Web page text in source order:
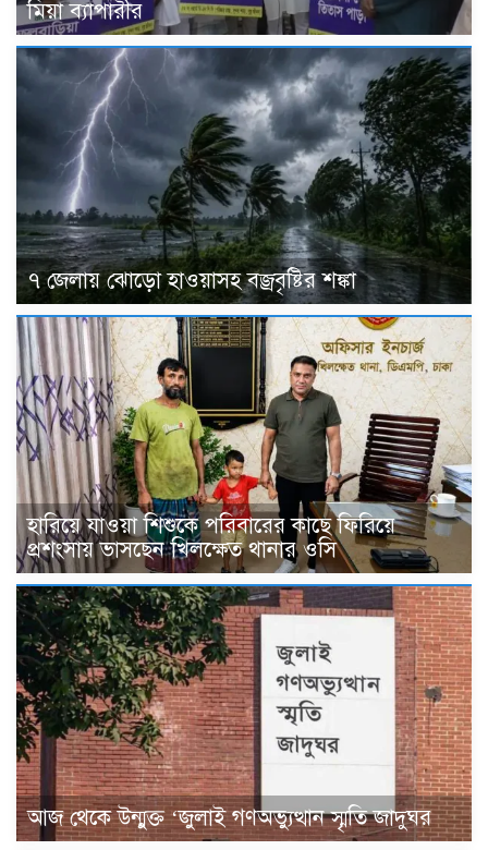
মিয়া ব্যাপারীর
৭ জেলায় ঝোড়ো হাওয়াসহ বজ্রবৃষ্টির শঙ্কা
হারিয়ে যাওয়া শিশুকে পরিবারের কাছে ফিরিয়ে
প্রশংসায় ভাসছেন খিলক্ষেত থানার ওসি
আজ থেকে উন্মুক্ত ‘জুলাই গণঅভ্যুত্থান স্মৃতি জাদুঘর